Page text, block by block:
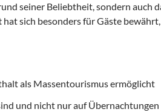
seiner Beliebtheit, sondern auch
hat sich besonders für Gäste
als Massentourismus ermöglicht
und nicht nur auf Übernachtungen